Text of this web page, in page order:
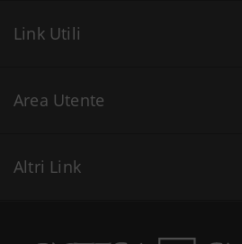
Link Utili
Area Utente
Altri Link